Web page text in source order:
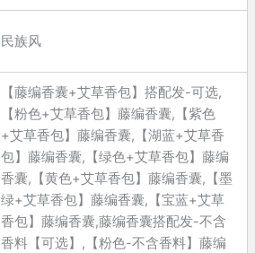
民族风
【藤编香囊+艾草香包】搭配发-可选,
【粉色+艾草香包】藤编香囊,【紫色
+艾草香包】藤编香囊,【湖蓝+艾草香
包】藤编香囊,【绿色+艾草香包】藤编
香囊,【黄色+艾草香包】藤编香囊,【墨
绿+艾草香包】藤编香囊,【宝蓝+艾草
香包】藤编香囊,藤编香囊搭配发-不含
香料【可选】,【粉色-不含香料】藤编